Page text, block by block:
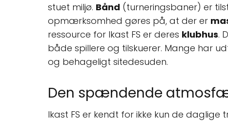
stuet miljø. Bånd (turneringsbaner) er
opmærksomhed gøres på, at der er
ressource for Ikast FS er deres klubhus.
både spillere og tilskuerer. Mange har
og behageligt sitedesuden.
Den spændende
Ikast FS er kendt for ikke kun de